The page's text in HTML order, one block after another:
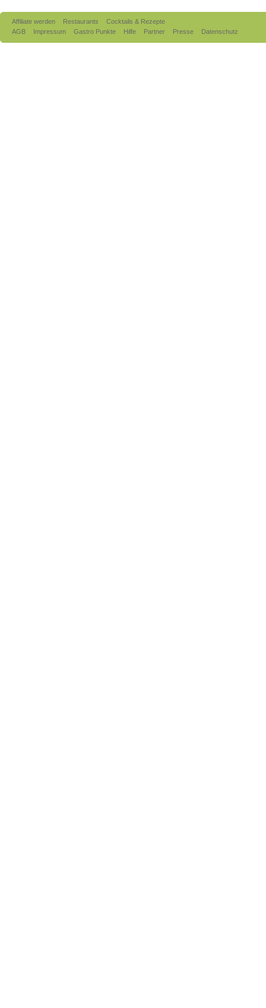
Affiliate werden Restaurants
Cocktails & Rezepte
AGB
Impressum Gastro Punkte Hilfe Partner Presse Datenschutz